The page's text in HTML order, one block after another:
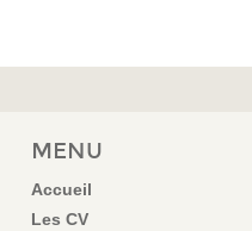
MENU
Accueil
Les CV